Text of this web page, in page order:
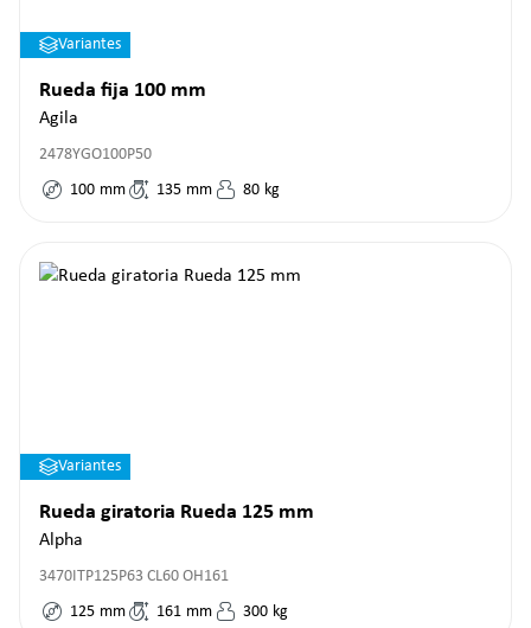
Variantes
Rueda fija 100 mm
Agila
2478YGO100P50
100 mm 135 mm 80 kg
Variantes
Rueda giratoria Rueda 125 mm
Alpha
3470ITP125P63 CL60 OH161
125 mm 161 mm 300 kg